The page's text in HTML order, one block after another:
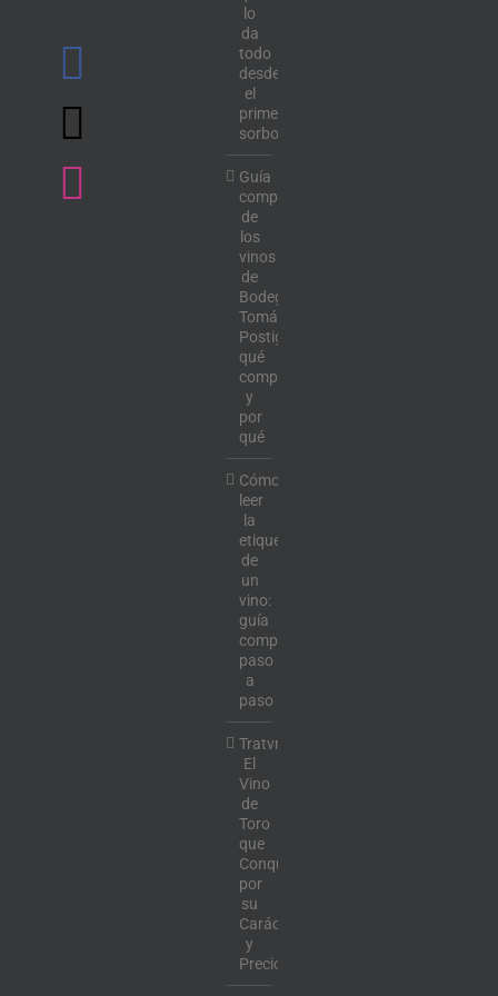
lo
da
todo
desde
el
primer
sorbo
Guía
completa
de
los
vinos
de
Bodega
Tomás
Postigo:
qué
comprar
y
por
qué
Cómo
leer
la
etiqueta
de
un
vino:
guía
completa
paso
a
paso
Tratvm:
El
Vino
de
Toro
que
Conquista
por
su
Carácter
y
Precio